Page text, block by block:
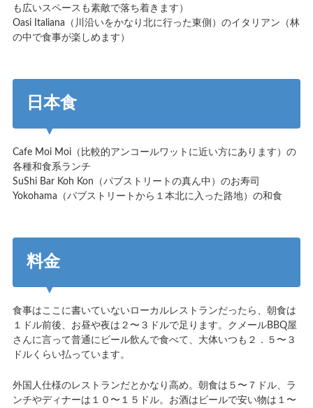
も広いスペースも素敵で落ち着きます）
Oasi Italiana（川沿いをかなり北に行った東側）のイタリアン（林
の中で食事が楽しめます）
日本食
Cafe Moi Moi（比較的アンコールワットに近い方にあります）の
各種和食系ランチ
SuShi Bar Koh Kon（パブストリートの真ん中）のお寿司
Yokohama（パブストリートから１本北に入った路地）の和食
料金
食事はここに書いていないローカルレストランだったら、朝食は
１ドル前後、お昼や夜は２〜３ドルで足ります。クメールBBQ屋
さんに言って普通にビール飲んで食べて、大体いつも２．５〜３
ドルくらい払っています。
外国人仕様のレストランだとかなり高め。朝食は５〜７ドル、ラ
ンチやディナーは１０〜１５ドル。お酒はビールで安い物は１〜